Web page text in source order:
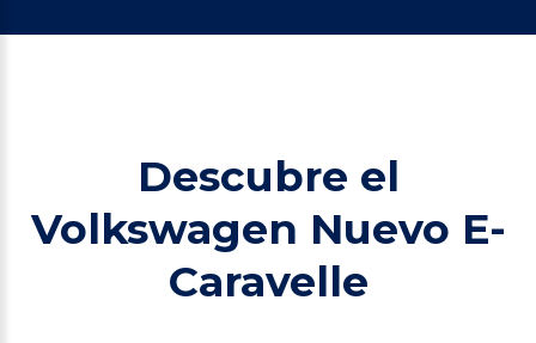
Descubre el
Volkswagen Nuevo E-
Caravelle